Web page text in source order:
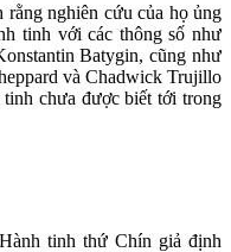
rằng nghiên cứu của họ ủng
tinh với các thông số như
Batygin, cũng như
và Chadwick Trujillo
chưa được biết tới trong
tinh thứ Chín giả định